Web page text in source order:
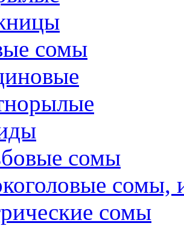
сомы
сомы
сомы,
сомы